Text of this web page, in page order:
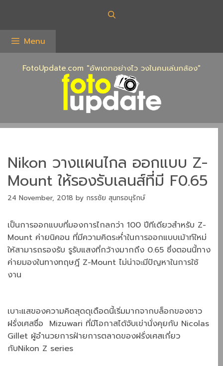
content
Menu
FotoUpdate.com "อัพเดทอย่างไว วงในคนเล่นกล้อง"
Nikon วางแผนไกล ออกแบบ Z-
Mount ให้รองรับเลนส์ที่มี F0.65
24 November, 2018 by กรรชัย สุนทรอนุรักษ์
เป็นการออกแบบที่มองการไกลกว่า 100 ปีทีเดียวสำหรับ Z-
Mount ค่ายนิคอน ที่มีความคิดระห่ำในการออกแบบเม้าท์ใหม่
ให้สามารถรองรับ รูรับแสงที่กว้างมากถึง 0.65 ซึ่งตอนนี้ทาง
ค่ายมองในทางทฤษฎี Z-Mount ไม่น่าจะมีปัญหาในการใช้
งาน
เบาะแสของความคิดสุดดุเดือดนี้เริ่มมากจากบล็อกของชาว
ฝรั่งเศสชื่อ Mizuwari ที่มีโอกาสได้จับเข่านั่งคุยกับ Nicolas
Gillet ผู้อำนวยการฝ่ายการตลาดของฝรั่งเศสเกี่ยว
กับNikon Z series